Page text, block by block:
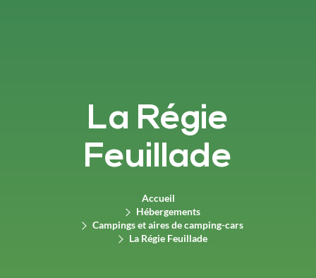
La Régie
Feuillade
Accueil
Hébergements
Campings et aires de camping-cars
La Régie Feuillade